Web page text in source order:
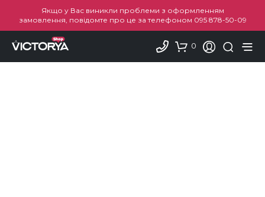
Якщо у Вас виникли проблеми з оформленням
замовлення, повідомте про це за телефоном 095 878-50-09
0